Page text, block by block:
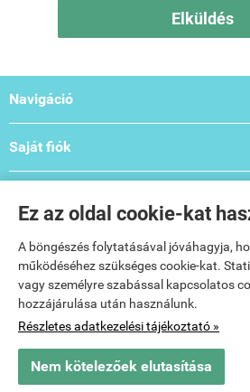
Ez az oldal cookie-kat
A böngészés folytatásával jóváhagyja,
működéséhez szükséges cookie-kat.
vagy személyre szabással kapcsolatos
hozzájárulása után használunk.
Részletes adatkezelési tájékoztató »
Nem kötelezőek elutasítása
Elküldés
Navigáció
Saját fiók
Elérhetőségek: